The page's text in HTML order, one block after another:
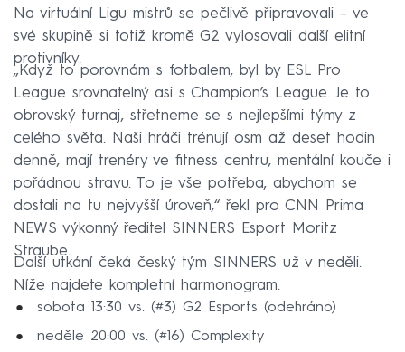
Na virtuální Ligu mistrů se pečlivě připravovali – ve
své skupině si totiž kromě G2 vylosovali další elitní
protivníky.
„Když to porovnám s fotbalem, byl by ESL Pro
League srovnatelný asi s Champion’s League. Je to
obrovský turnaj, střetneme se s nejlepšími týmy z
celého světa. Naši hráči trénují osm až deset hodin
denně, mají trenéry ve fitness centru, mentální kouče i
pořádnou stravu. To je vše potřeba, abychom se
dostali na tu nejvyšší úroveň,“ řekl pro CNN Prima
NEWS výkonný ředitel SINNERS Esport Moritz
Straube.
Další utkání čeká český tým SINNERS už v neděli.
Níže najdete kompletní harmonogram.
sobota 13:30 vs. (#3) G2 Esports (odehráno)
neděle 20:00 vs. (#16) Complexity